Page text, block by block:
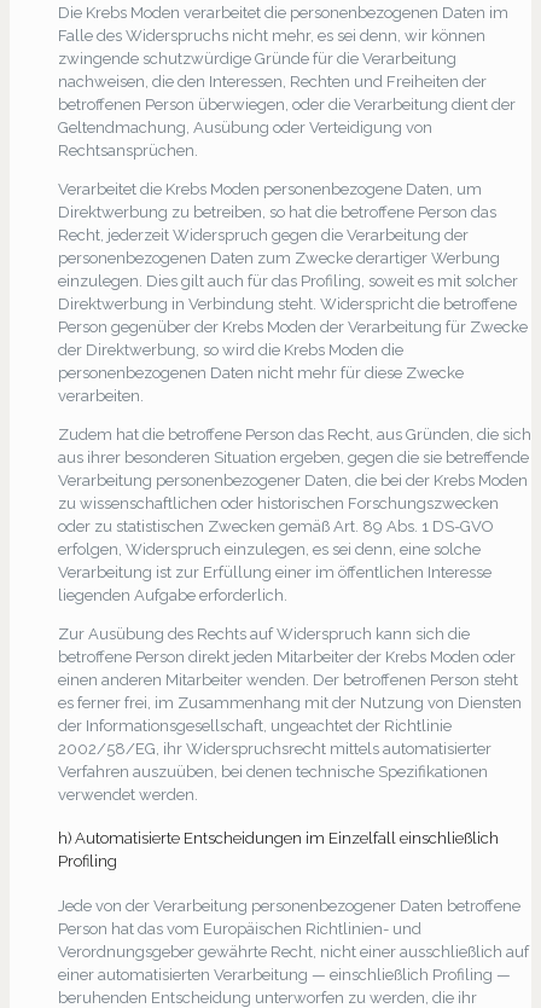
Die Krebs Moden verarbeitet die personenbezogenen Daten im
Falle des Widerspruchs nicht mehr, es sei denn, wir können
zwingende schutzwürdige Gründe für die Verarbeitung
nachweisen, die den Interessen, Rechten und Freiheiten der
betroffenen Person überwiegen, oder die Verarbeitung dient der
Geltendmachung, Ausübung oder Verteidigung von
Rechtsansprüchen.
Verarbeitet die Krebs Moden personenbezogene Daten, um
Direktwerbung zu betreiben, so hat die betroffene Person das
Recht, jederzeit Widerspruch gegen die Verarbeitung der
personenbezogenen Daten zum Zwecke derartiger Werbung
einzulegen. Dies gilt auch für das Profiling, soweit es mit solcher
Direktwerbung in Verbindung steht. Widerspricht die betroffene
Person gegenüber der Krebs Moden der Verarbeitung für Zwecke
der Direktwerbung, so wird die Krebs Moden die
personenbezogenen Daten nicht mehr für diese Zwecke
verarbeiten.
Zudem hat die betroffene Person das Recht, aus Gründen, die sich
aus ihrer besonderen Situation ergeben, gegen die sie betreffende
Verarbeitung personenbezogener Daten, die bei der Krebs Moden
zu wissenschaftlichen oder historischen Forschungszwecken
oder zu statistischen Zwecken gemäß Art. 89 Abs. 1 DS-GVO
erfolgen, Widerspruch einzulegen, es sei denn, eine solche
Verarbeitung ist zur Erfüllung einer im öffentlichen Interesse
liegenden Aufgabe erforderlich.
Zur Ausübung des Rechts auf Widerspruch kann sich die
betroffene Person direkt jeden Mitarbeiter der Krebs Moden oder
einen anderen Mitarbeiter wenden. Der betroffenen Person steht
es ferner frei, im Zusammenhang mit der Nutzung von Diensten
der Informationsgesellschaft, ungeachtet der Richtlinie
2002/58/EG, ihr Widerspruchsrecht mittels automatisierter
Verfahren auszuüben, bei denen technische Spezifikationen
verwendet werden.
h) Automatisierte Entscheidungen im Einzelfall einschließlich
Profiling
Jede von der Verarbeitung personenbezogener Daten betroffene
Person hat das vom Europäischen Richtlinien- und
Verordnungsgeber gewährte Recht, nicht einer ausschließlich auf
einer automatisierten Verarbeitung — einschließlich Profiling —
beruhenden Entscheidung unterworfen zu werden, die ihr